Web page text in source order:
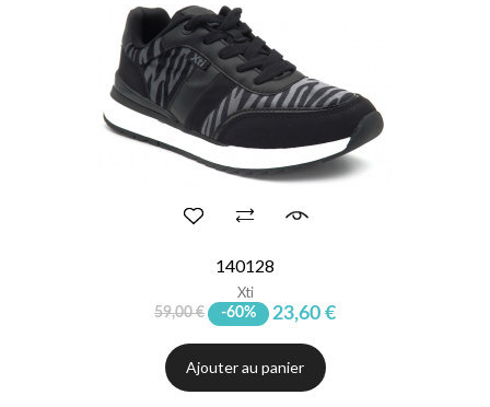
140128
Xti
59,00 € -60% 23,60 €
Ajouter au panier